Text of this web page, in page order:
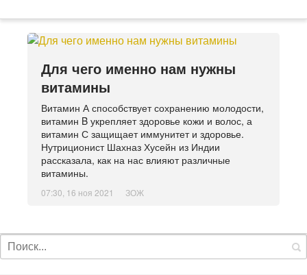
Для чего именно нам нужны
витамины
Витамин А способствует сохранению молодости,
витамин B укрепляет здоровье кожи и волос, а
витамин С защищает иммунитет и здоровье.
Нутриционист Шахназ Хусейн из Индии
рассказала, как на нас влияют различные
витамины.
07:30, 16 ноя 2021 ЗОЖ